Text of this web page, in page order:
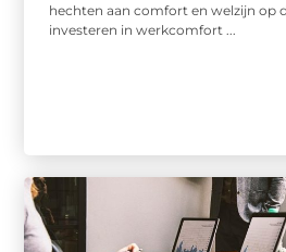
hechten aan comfort en welzijn op
investeren in werkcomfort ...